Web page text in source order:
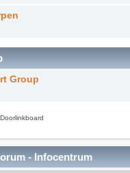
Group
Doorlinkboard
- Infocentrum